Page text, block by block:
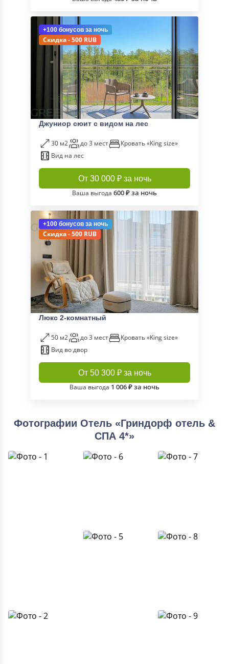
+100 бонусов за ночь
Скидка - 500 RUB
Джуниор сюит с видом на лес
30 м2 до 3 мест
Кровать «King size»
Вид на лес
От 30 000 ₽ за ночь
Ваша выгода 600 ₽ за ночь
+100 бонусов за ночь
Скидка - 500 RUB
Люкс 2-комнатный
50 м2 до 3 мест
Кровать «King size»
Вид во двор
От 50 300 ₽ за ночь
Ваша выгода 1 006 ₽ за ночь
Фотографии Отель «Гриндорф отель &
СПА 4*»